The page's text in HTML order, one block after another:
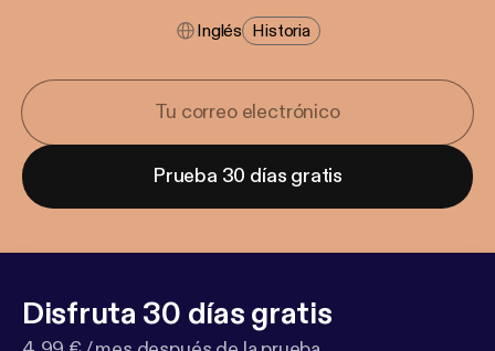
Inglés Historia
Prueba 30 días gratis
Disfruta 30 días gratis